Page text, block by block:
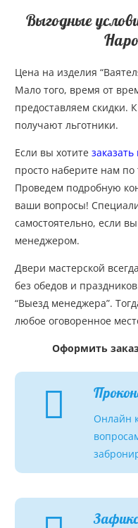
Выгодные
Цена на изделия
Мало того, время от
предоставляем скидки.
получают льготники.
Если вы хотите
просто наберите нам по
Проведем подробную
ваши вопросы!
самостоятельно, если
менеджером.
Двери мастерской
без обедов и
“Выезд менеджера”.
любое оговоренное
Оформить
Онлайн